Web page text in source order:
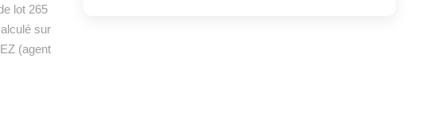
lot 265
sur
(agent